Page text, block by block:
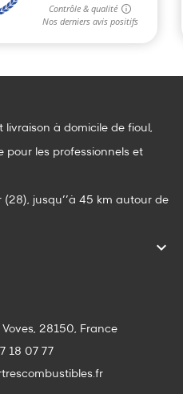
livraison à domicile de fioul,
les professionnels et
(28), jusqu’’à 45 km autour de

28150, France
18 07 77